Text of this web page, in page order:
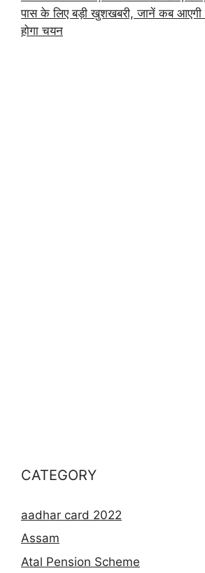
पास के लिए बड़ी खुशखबरी, जानें कब
होगा चयन
CATEGORY
aadhar card 2022
Assam
Atal Pension Scheme